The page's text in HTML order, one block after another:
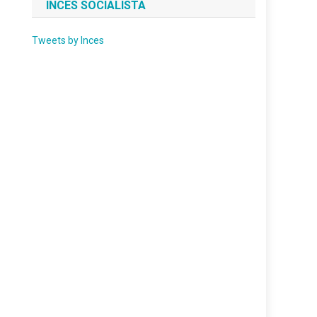
INCES SOCIALISTA
Tweets by Inces